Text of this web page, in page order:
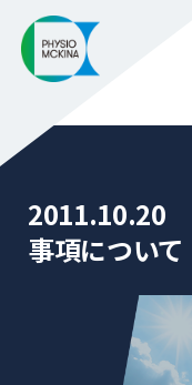
2011.10.20
事項について